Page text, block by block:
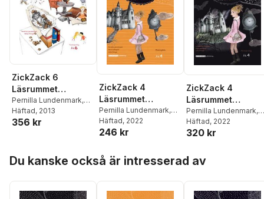
ZickZack 6
Läsrummet
Textsamling
Pernilla Lundenmark,
Anna Modigh
Häftad, 2013
356 kr
ZickZack 4
Läsrummet
Övningsbok,
version 2
Pernilla Lundenmark,
Anna Modigh
Lönnqvist
Häftad, 2022
246 kr
ZickZack 4
Läsrummet
Textsamling,
version 2
Pernilla Lundenmark,
Anna Modigh
Lönnqvist
Häftad, 2022
320 kr
Du kanske också är intresserad av